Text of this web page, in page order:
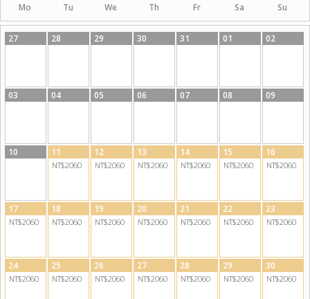
Mo Tu We Th Fr Sa Su
27 28 29 30 31 01 02
03 04 05 06 07 08 09
10 11
NT$2060
12
NT$2060
13
NT$2060
14
NT$2060
15
NT$2060
16
NT$2060
17
NT$2060
18
NT$2060
19
NT$2060
20
NT$2060
21
NT$2060
22
NT$2060
23
NT$2060
24
NT$2060
25
NT$2060
26
NT$2060
27
NT$2060
28
NT$2060
29
NT$2060
30
NT$2060